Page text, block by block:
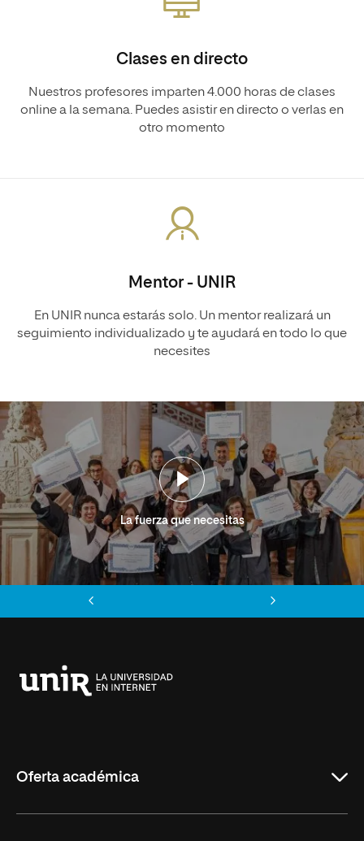
Clases en directo
Nuestros profesores imparten 4.000 horas de clases
online a la semana. Puedes asistir en directo o verlas en
otro momento
Mentor - UNIR
En UNIR nunca estarás solo. Un mentor realizará un
seguimiento individualizado y te ayudará en todo lo que
necesites
La fuerza que necesitas
Oferta académica